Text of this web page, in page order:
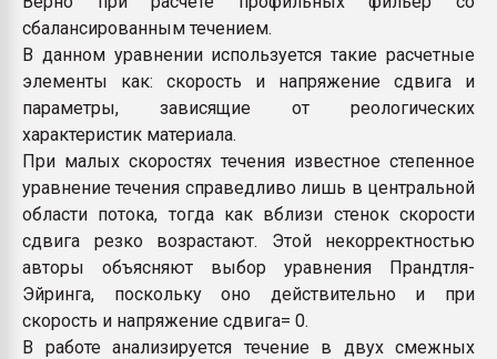
28.07.2026
ситуацией на
сбалансированным течением.
В данном уравнении используется такие расчетные
элементы как: скорость и напряжение сдвига и
параметры, зависящие от реологических
характеристик материала.
При малых скоростях течения известное степенное
уравнение течения справедливо лишь в центральной
области потока, тогда как вблизи стенок скорости
сдвига резко возрастают. Этой некорректностью
авторы объясняют выбор уравнения Прандтля-
Эйринга, поскольку оно действительно и при
скорость и напряжение сдвига= 0.
В работе анализируется течение в двух смежных